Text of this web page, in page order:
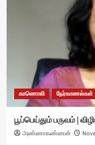
காணொலி நேர்காணல்கள்
பூப்பெய்தும் பருவம் |
அண்ணாகண்ணன்